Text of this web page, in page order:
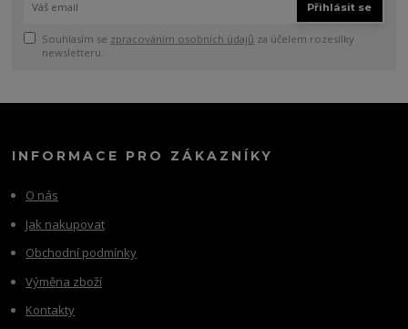
Přihlásit se
Souhlasím se zpracováním osobních údajů za účelem rozesílky
newsletteru.
INFORMACE PRO ZÁKAZNÍKY
O nás
Jak nakupovat
Obchodní podmínky
Výměna zboží
Kontakty